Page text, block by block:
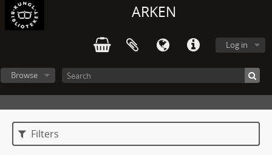
ARKEN
Log in
Browse
Filters